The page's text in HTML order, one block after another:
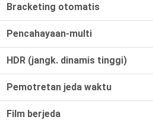
Bracketing otomatis
Pencahayaan-multi
HDR (jangk. dinamis tinggi)
Pemotretan jeda waktu
Film berjeda